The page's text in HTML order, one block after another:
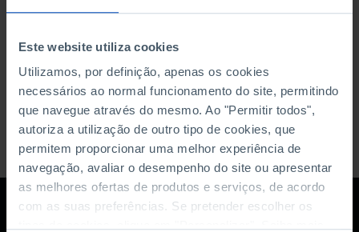
Este website utiliza cookies
Utilizamos, por definição, apenas os cookies
necessários ao normal funcionamento do site, permitindo
que navegue através do mesmo. Ao "Permitir todos",
autoriza a utilização de outro tipo de cookies, que
permitem proporcionar uma melhor experiência de
navegação, avaliar o desempenho do site ou apresentar
as melhores ofertas de produtos e serviços, de acordo
com as suas preferências. Se pretender escolher os